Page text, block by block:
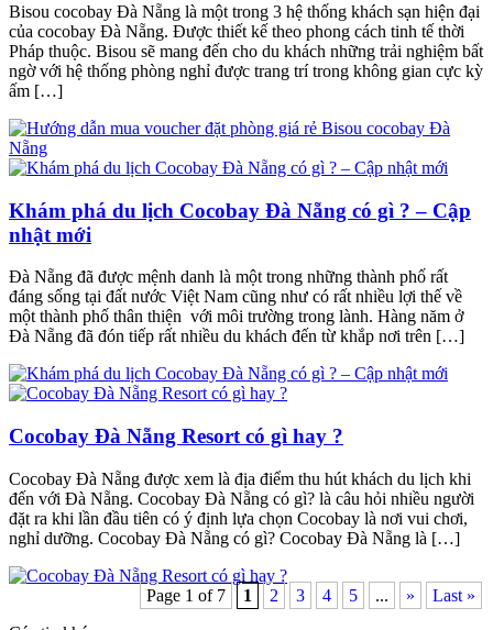
Bisou cocobay Đà Nẵng là một trong 3 hệ thống khách sạn hiện đại
của cocobay Đà Nẵng. Được thiết kế theo phong cách tinh tế thời
Pháp thuộc. Bisou sẽ mang đến cho du khách những trải nghiệm bất
ngờ với hệ thống phòng nghỉ được trang trí trong không gian cực kỳ
ấm […]
Khám phá du lịch Cocobay Đà Nẵng có gì ? – Cập
nhật mới
Đà Nẵng đã được mệnh danh là một trong những thành phố rất
đáng sống tại đất nước Việt Nam cũng như có rất nhiều lợi thế về
một thành phố thân thiện với môi trường trong lành. Hàng năm ở
Đà Nẵng đã đón tiếp rất nhiều du khách đến từ khắp nơi trên […]
Cocobay Đà Nẵng Resort có gì hay ?
Cocobay Đà Nẵng được xem là địa điểm thu hút khách du lịch khi
đến với Đà Nẵng. Cocobay Đà Nẵng có gì? là câu hỏi nhiều người
đặt ra khi lần đầu tiên có ý định lựa chọn Cocobay là nơi vui chơi,
nghỉ dưỡng. Cocobay Đà Nẵng có gì? Cocobay Đà Nẵng là […]
Page 1 of 7 1 2 3 4 5 ... »
Last »